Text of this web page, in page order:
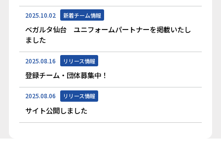
2025.10.02 新着チーム情報
ベガルタ仙台 ユニフォームパートナーを掲載いたし
ました
2025.08.16 リリース情報
登録チーム・団体募集中！
2025.08.06 リリース情報
サイト公開しました